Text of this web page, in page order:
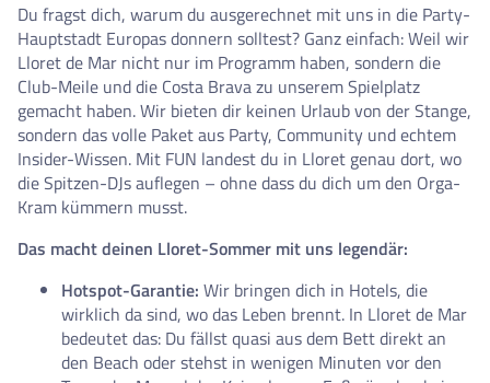
Du fragst dich, warum du ausgerechnet mit uns in die Party-
Hauptstadt Europas donnern solltest? Ganz einfach: Weil wir
Lloret de Mar nicht nur im Programm haben, sondern die
Club-Meile und die Costa Brava zu unserem Spielplatz
gemacht haben. Wir bieten dir keinen Urlaub von der Stange,
sondern das volle Paket aus Party, Community und echtem
Insider-Wissen. Mit FUN landest du in Lloret genau dort, wo
die Spitzen-DJs auflegen – ohne dass du dich um den Orga-
Kram kümmern musst.
Das macht deinen Lloret-Sommer mit uns legendär:
Hotspot-Garantie: Wir bringen dich in Hotels, die
wirklich da sind, wo das Leben brennt. In Lloret de Mar
bedeutet das: Du fällst quasi aus dem Bett direkt an
den Beach oder stehst in wenigen Minuten vor den